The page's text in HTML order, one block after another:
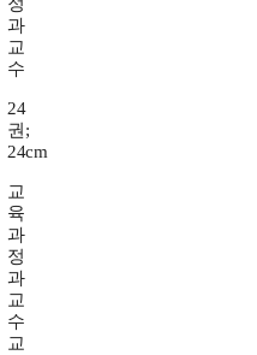
정
과
교
수
24
권;
24cm
교
육
과
정
과
교
수
교